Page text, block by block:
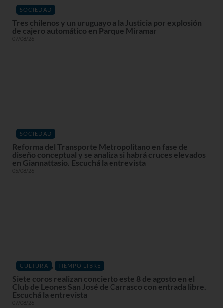
SOCIEDAD
Tres chilenos y un uruguayo a la Justicia por explosión
de cajero automático en Parque Miramar
07/08/26
SOCIEDAD
Reforma del Transporte Metropolitano en fase de
diseño conceptual y se analiza si habrá cruces elevados
en Giannattasio. Escuchá la entrevista
05/08/26
CULTURA , TIEMPO LIBRE
Siete coros realizan concierto este 8 de agosto en el
Club de Leones San José de Carrasco con entrada libre.
Escuchá la entrevista
07/08/26